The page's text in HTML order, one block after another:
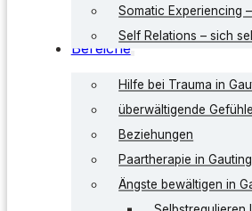
Somatic Experiencing
Self Relations – sich
Bereiche
Hilfe bei Trauma in
überwältigende Gefühle
Beziehungen
Paartherapie in Gauting
Ängste bewältigen in